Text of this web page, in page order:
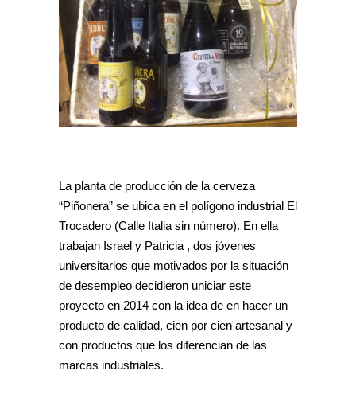
La planta de producción de la cerveza
“Piñonera” se ubica en el polígono industrial El
Trocadero (Calle Italia sin número). En ella
trabajan Israel y Patricia , dos jóvenes
universitarios que motivados por la situación
de desempleo decidieron uniciar este
proyecto en 2014 con la idea de en hacer un
producto de calidad, cien por cien artesanal y
con productos que los diferencian de las
marcas industriales.